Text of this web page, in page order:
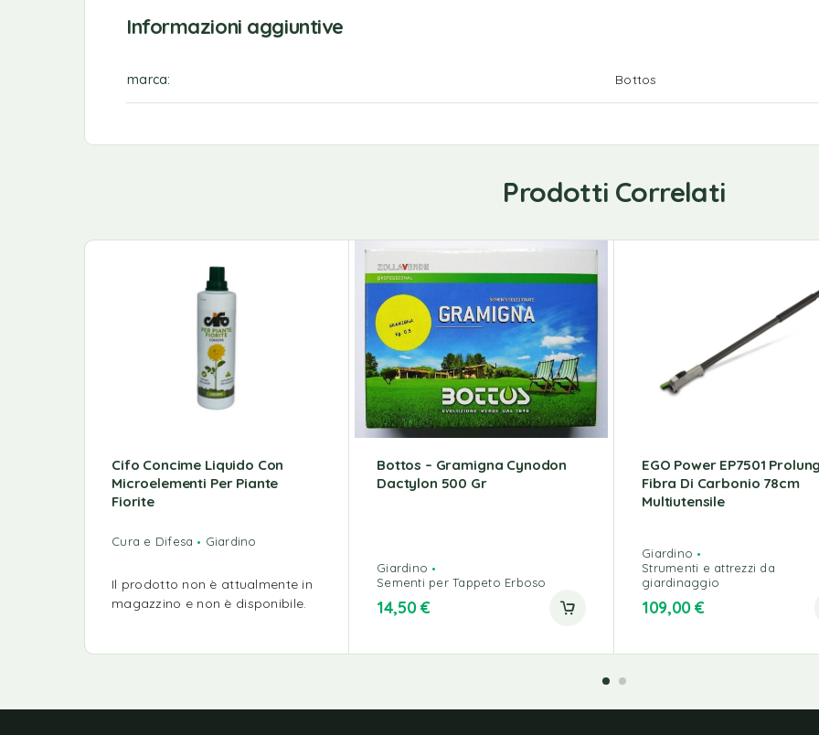
Informazioni aggiuntive
marca Bottos
Prodotti Correlati
Cifo Concime Liquido Con
Microelementi Per Piante
Fiorite
Cura e Difesa Giardino
Il prodotto non è attualmente in
magazzino e non è disponibile.
Bottos – Gramigna Cynodon
Dactylon 500 Gr
Giardino
Sementi per Tappeto Erboso
14,50€
EGO Power EP7501
Fibra Di Carbonio 78cm
Multiutensile
Giardino
Strumenti e attrezzi da
giardinaggio
109,00€